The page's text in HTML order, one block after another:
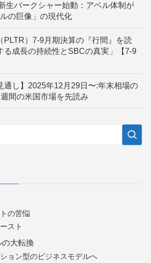
生バークシャー始動：アベル体制が
の巨像」の現代化
PLTR）7-9月期決算の『行間』を読
る成長の持続性とSBCの真実」【7-9
通し】2025年12月29日〜:年末相場の
間の米国市場を先読み
の苦悩
スト
の大転換
ョン型のビジネスモデルへ